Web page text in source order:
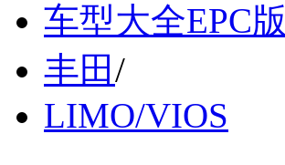
车型大全EPC版
丰田 /
LIMO/VIOS